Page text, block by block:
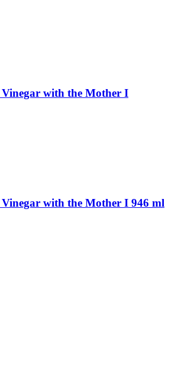
Vinegar with the Mother I
Vinegar with the Mother I 946 ml